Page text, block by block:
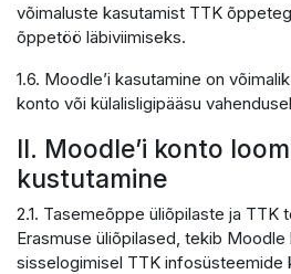
võimaluste kasutamist TTK
õppetöö läbiviimiseks.
1.6. Moodle’i kasutamine on
konto või külalisligipääsu
II. Moodle’i konto
kustutamine
2.1. Tasemeõppe üliõpilaste ja TTK
Erasmuse üliõpilased, tekib
sisselogimisel TTK infosüsteemide